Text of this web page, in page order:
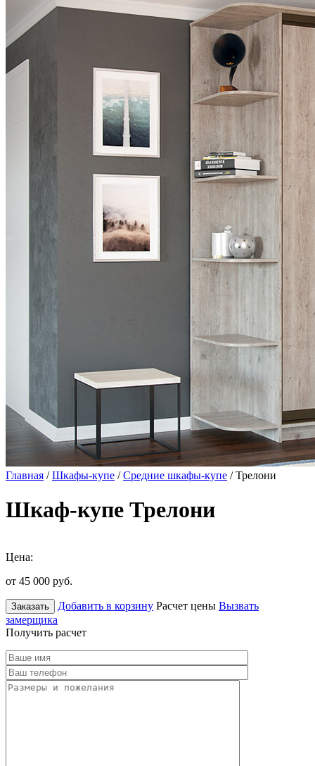
Главная /Шкафы-купе /Средние шкафы-купе / Трелони
Шкаф-купе Трелони
Цена:
от 45 000 руб.
Заказать Добавить в корзину Расчет цены Вызвать
замерщика
Получить расчет